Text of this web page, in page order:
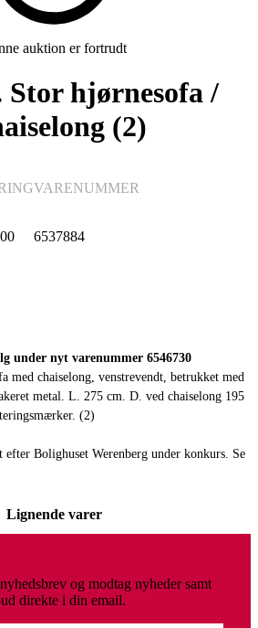
auktion er fortrudt
Stor hjørnesofa /
(2)
VARENUMMER
6537884
under nyt varenummer 6546730
med chaiselong, venstrevendt, betrukket med
metal. L. 275 cm. D. ved chaiselong 195
(2)
efter Bolighuset Werenberg under konkurs. Se
Lignende varer
og modtag nyheder samt
direkte i din email.